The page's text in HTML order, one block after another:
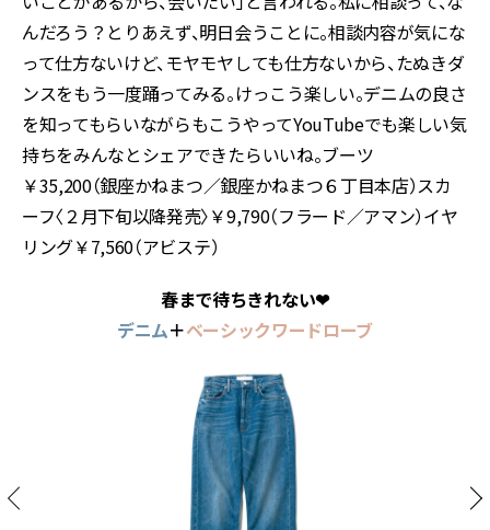
んだろう？とりあえず、明日会うことに。相談内容が気にな
って仕方ないけど、モヤモヤしても仕方ないから、たぬきダ
ンスをもう一度踊ってみる。けっこう楽しい。デニムの良さ
を知ってもらいながらもこうやってYouTubeでも楽しい気
持ちをみんなとシェアできたらいいね。ブーツ
￥35,200（銀座かねまつ／銀座かねまつ６丁目本店）スカ
ーフ〈２月下旬以降発売〉￥9,790（フラード／アマン）イヤ
リング￥7,560（アビステ）
春まで待ちきれない❤︎
デニム＋ベーシックワードローブ